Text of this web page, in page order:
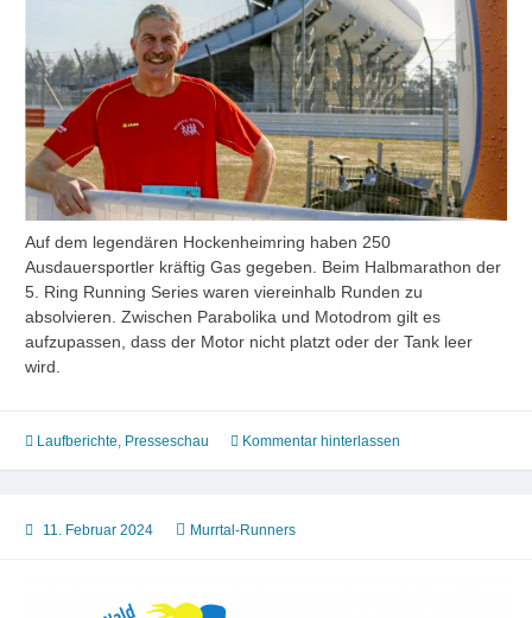
Auf dem legendären Hockenheimring haben 250
Ausdauersportler kräftig Gas gegeben. Beim Halbmarathon der
5. Ring Running Series waren viereinhalb Runden zu
absolvieren. Zwischen Parabolika und Motodrom gilt es
aufzupassen, dass der Motor nicht platzt oder der Tank leer
wird.
Laufberichte, Presseschau Kommentar hinterlassen
11. Februar 2024 Murrtal-Runners